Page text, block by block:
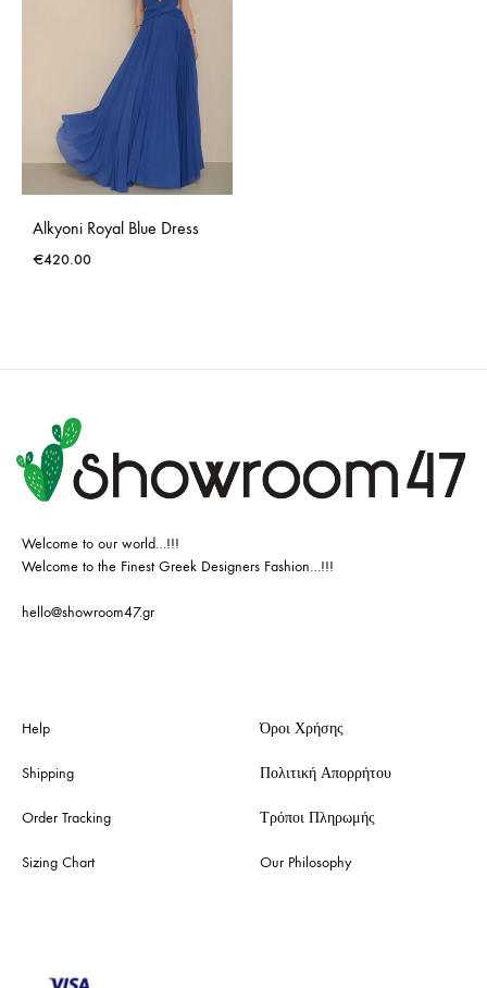
Alkyoni Royal Blue Dress
€420.00
Welcome to our world…!!!
Welcome to the Finest Greek Designers Fashion…!!!
hello@showroom47.gr
Help
Shipping
Order Tracking
Sizing Chart
Όροι Χρήσης
Πολιτική Απορρήτου
Τρόποι Πληρωμής
Our Philosophy